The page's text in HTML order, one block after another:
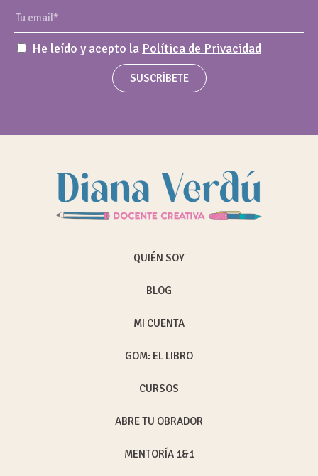
He leído y acepto la Política de Privacidad
SUSCRÍBETE
QUIÉN SOY
BLOG
MI CUENTA
GOM: EL LIBRO
CURSOS
ABRE TU OBRADOR
MENTORÍA 1&1